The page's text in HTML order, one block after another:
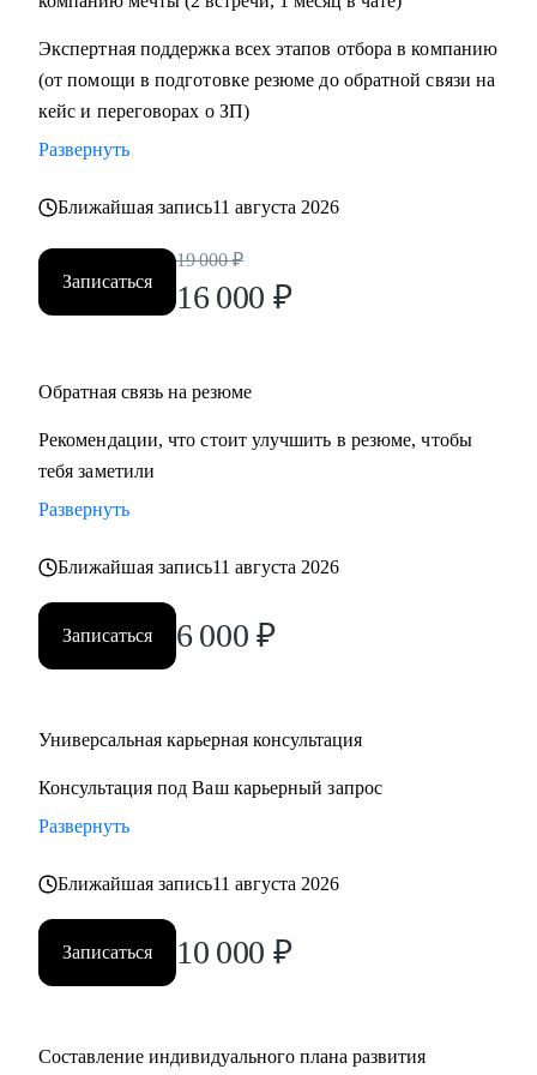
• Продажи и развитие бизнеса / обслуживание клиентов
• Поддержка
• Customer Experience
• Операции
Экспертная поддержка всех этапов отбора в компанию
(от помощи в подготовке резюме до обратной связи на
кейс и переговорах о ЗП)
Развернуть
Ближайшая запись11 августа 2026
Записаться
19 000 ₽
16 000 ₽
Обратная связь на резюме
Рекомендации, что стоит улучшить в резюме, чтобы
тебя заметили
Развернуть
Ближайшая запись11 августа 2026
Записаться 6 000 ₽
Универсальная карьерная консультация
Консультация под Ваш карьерный запрос
Развернуть
Ближайшая запись11 августа 2026
Записаться 10 000 ₽
Составление индивидуального плана развития